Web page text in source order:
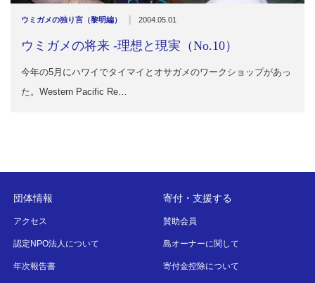
ウミガメの独り言（黎明編） | 2004.05.01
ウミガメの将来 -理想と現実（No.10）
今年の5月にハワイでタイマイとオサガメのワークショップがあっ
た。Western Pacific Re…
団体情報
アクセス
認定NPO法人について
年次報告書
寄付・支援する
賛助会員
島オーナーに関して
寄付金控除について